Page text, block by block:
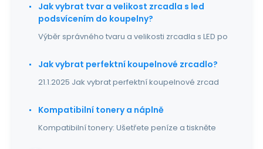
Jak vybrat tvar a velikost zrcadla s led
podsvícením do koupelny?
Výběr správného tvaru a velikosti zrcadla s LED po
Jak vybrat perfektní koupelnové zrcadlo?
21.1.2025 Jak vybrat perfektní koupelnové zrcad
Kompatibilní tonery a náplně
Kompatibilní tonery: Ušetřete peníze a tiskněte